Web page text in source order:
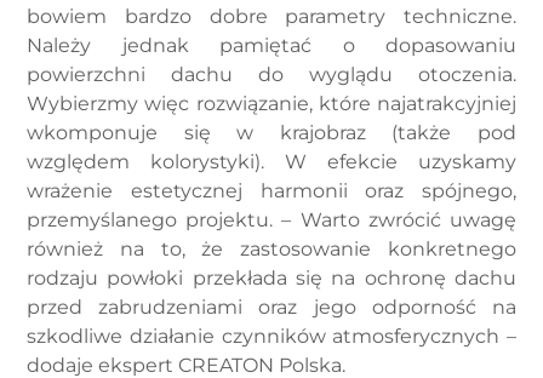
bowiem bardzo dobre parametry techniczne.
Należy jednak pamiętać o dopasowaniu
powierzchni dachu do wyglądu otoczenia.
Wybierzmy więc rozwiązanie, które najatrakcyjniej
wkomponuje się w krajobraz (także pod
względem kolorystyki). W efekcie uzyskamy
wrażenie estetycznej harmonii oraz spójnego,
przemyślanego projektu. – Warto zwrócić uwagę
również na to, że zastosowanie konkretnego
rodzaju powłoki przekłada się na ochronę dachu
przed zabrudzeniami oraz jego odporność na
szkodliwe działanie czynników atmosferycznych –
dodaje ekspert CREATON Polska.